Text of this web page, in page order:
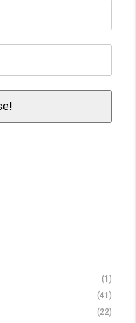
(1)
(41)
(22)